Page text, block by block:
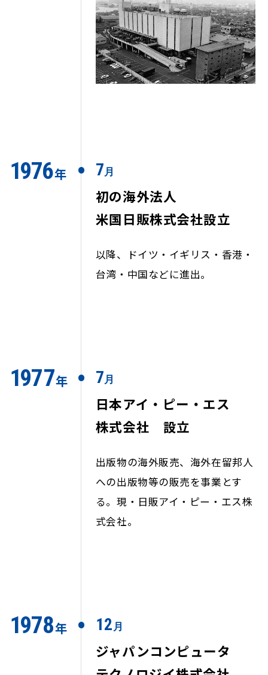
1976年 7月
初の海外法人
米国日販株式会社設立
以降、ドイツ・イギリス・香港・
台湾・中国などに進出。
1977年 7月
日本アイ・ピー・エス
株式会社 設立
出版物の海外販売、海外在留邦人
への出版物等の販売を事業とす
る。現・日販アイ・ピー・エス株
式会社。
1978年 12 月
ジャパンコンピュータ